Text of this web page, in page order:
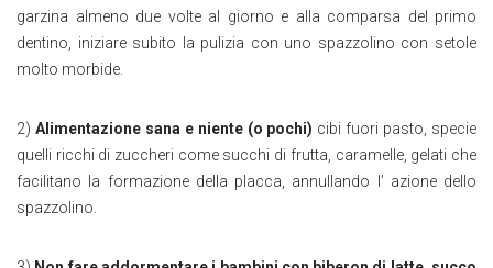
garzina almeno due volte al giorno e alla comparsa del primo
dentino, iniziare subito la pulizia con uno spazzolino con setole
molto morbide.
2) Alimentazione sana e niente (o pochi) cibi fuori pasto, specie
quelli ricchi di zuccheri come succhi di frutta, caramelle, gelati che
facilitano la formazione della placca, annullando l’ azione dello
spazzolino.